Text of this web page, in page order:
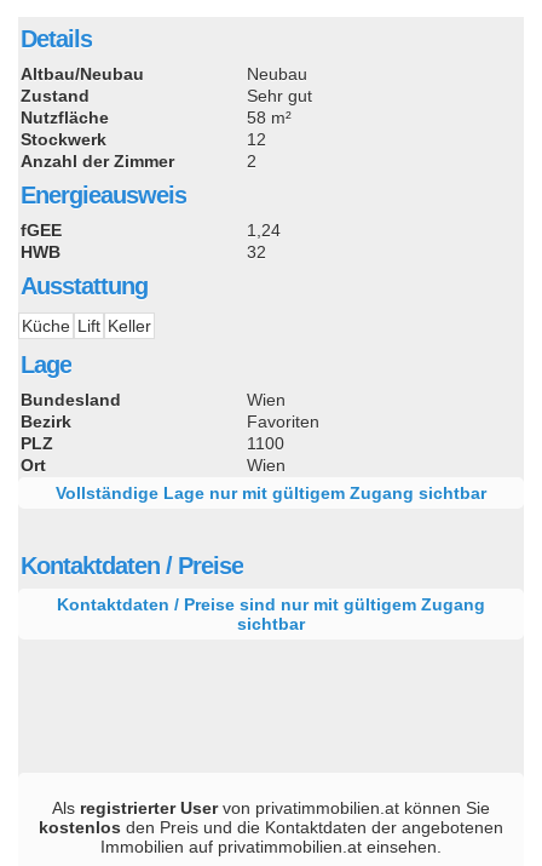
Details
Altbau/Neubau
Neubau
Zustand
Sehr gut
Nutzfläche
58 m²
Stockwerk
12
Anzahl der Zimmer
2
Energieausweis
fGEE
1,24
HWB
32
Ausstattung
Küche Lift Keller
Lage
Bundesland
Wien
Bezirk
Favoriten
PLZ
1100
Ort
Wien
Vollständige Lage nur mit gültigem Zugang sichtbar
Kontaktdaten / Preise
Kontaktdaten / Preise sind nur mit gültigem Zugang
sichtbar
Als registrierter Uservon privatimmobilien.at können Sie
kostenlos den Preis und die Kontaktdaten der angebotenen
Immobilien auf privatimmobilien.at einsehen.